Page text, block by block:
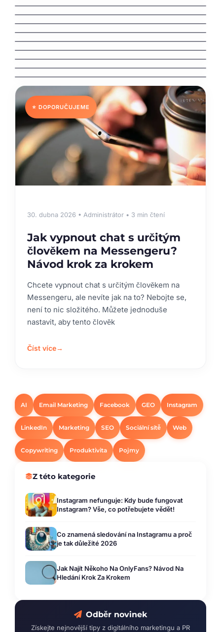
⭐ DOPORUČUJEME
30. dubna 2026 • Administrátor • 3 min čtení
Jak vypnout chat s určitým
člověkem na Messengeru?
Návod krok za krokem
Chcete vypnout chat s určitým člověkem na
Messengeru, ale nevíte jak na to? Nebojte se,
není to nic složitého. Můžete jednoduše
nastavit, aby tento člověk
Číst více→
AI Email Marketing Facebook GEO Instagram
LinkedIn Marketing SEO Sociální sítě Web
Copywriting Produktivita Pojmy
Z této kategorie
Instagram nefunguje: Kdy bude fungovat
Instagram? Vše, co potřebujete vědět!
Co znamená sledování na Instagramu a proč
je tak důležité 2026
Jak Najít Někoho Na OnlyFans? Návod Na
Hledání Krok Za Krokem
Odběr novinek
Získejte nejnovější tipy z digitálního marketingu a PR